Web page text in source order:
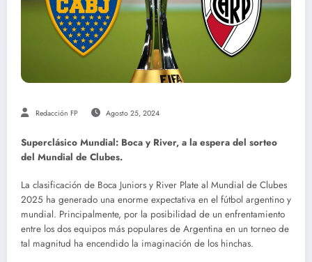
Redacción FP Agosto 25, 2024
Superclásico Mundial: Boca y River, a la espera del sorteo
del Mundial de Clubes.
La clasificación de Boca Juniors y River Plate al Mundial de Clubes
2025 ha generado una enorme expectativa en el fútbol argentino y
mundial. Principalmente, por la posibilidad de un enfrentamiento
entre los dos equipos más populares de Argentina en un torneo de
tal magnitud ha encendido la imaginación de los hinchas.